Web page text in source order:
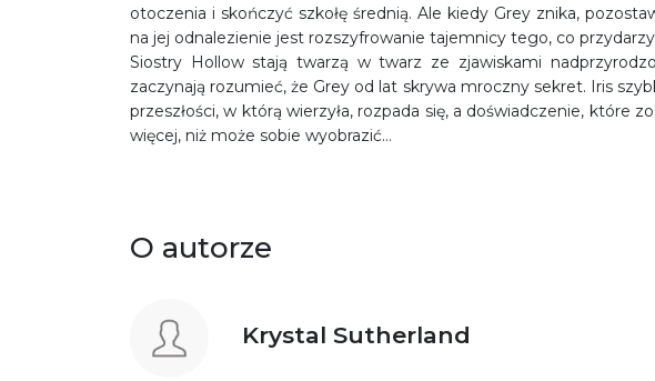
otoczenia i skończyć szkołę średnią. Ale kiedy Grey znika,
na jej odnalezienie jest rozszyfrowanie tajemnicy tego, co
Siostry Hollow stają twarzą w twarz ze zjawiskami
zaczynają rozumieć, że Grey od lat skrywa mroczny sekret. Iris
przeszłości, w którą wierzyła, rozpada się, a doświadczenie, które
więcej, niż może sobie wyobrazić…
O autorze
Krystal Sutherland